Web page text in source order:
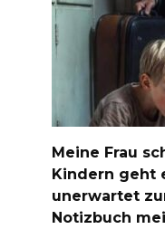
Meine Frau
Kindern geht
unerwartet
Notizbuch